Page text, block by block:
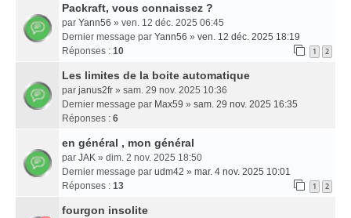
Packraft, vous connaissez ?
par Yann56 » ven. 12 déc. 2025 06:45
Dernier message par Yann56 » ven. 12 déc. 2025 18:19
Réponses : 10 1 2
Les limites de la boite automatique
par janus2fr » sam. 29 nov. 2025 10:36
Dernier message par Max59 » sam. 29 nov. 2025 16:35
Réponses : 6
en général , mon général
par JAK » dim. 2 nov. 2025 18:50
Dernier message par udm42 » mar. 4 nov. 2025 10:01
Réponses : 13 1 2
fourgon insolite